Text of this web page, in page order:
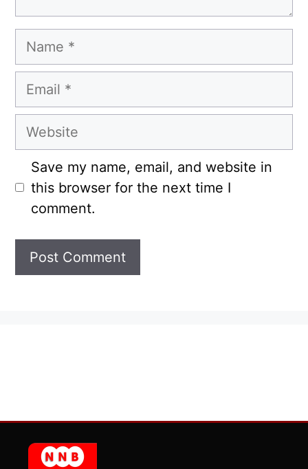
Name
Email
Website
Save my name, email, and website in
this browser for the next time I
comment.